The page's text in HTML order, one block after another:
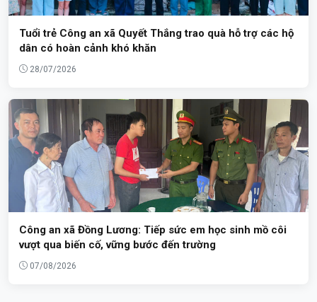
Tuổi trẻ Công an xã Quyết Thắng trao quà hỗ trợ các hộ
dân có hoàn cảnh khó khăn
28/07/2026
Công an xã Đồng Lương: Tiếp sức em học sinh mồ côi
vượt qua biến cố, vững bước đến trường
07/08/2026